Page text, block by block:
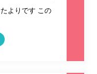
よりです この